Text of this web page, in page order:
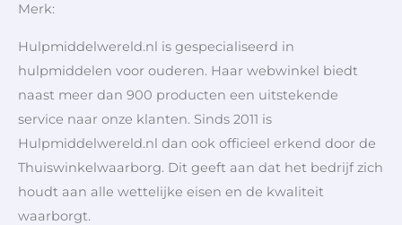
Merk:
Hulpmiddelwereld.nl is gespecialiseerd in
hulpmiddelen voor ouderen. Haar webwinkel biedt
naast meer dan 900 producten een uitstekende
service naar onze klanten. Sinds 2011 is
Hulpmiddelwereld.nl dan ook officieel erkend door de
Thuiswinkelwaarborg. Dit geeft aan dat het bedrijf zich
houdt aan alle wettelijke eisen en de kwaliteit
waarborgt.